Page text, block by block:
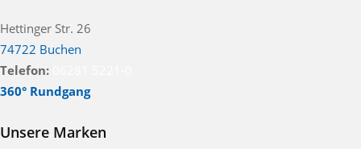
Hettinger Str. 26
74722 Buchen
Telefon:
360° Rundgang
Unsere Marken